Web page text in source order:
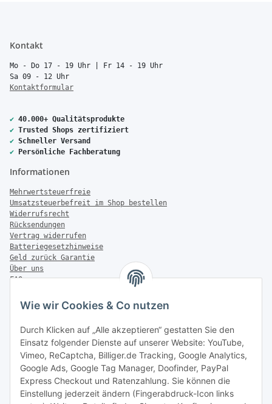
Wie wir Cookies & Co nutzen
Durch Klicken auf „Alle akzeptieren“ gestatten Sie den
Einsatz folgender Dienste auf unserer Website: YouTube,
Vimeo, ReCaptcha, Billiger.de Tracking, Google Analytics,
Google Ads, Google Tag Manager, Doofinder, PayPal
Express Checkout und Ratenzahlung. Sie können die
Einstellung jederzeit ändern (Fingerabdruck-Icon links
Kontakt
Mo - Do 17 - 19 Uhr | Fr 14 - 19 Uhr
Sa 09 - 12 Uhr
Kontaktformular
✔ 40.000+ Qualitätsprodukte
✔ Trusted Shops zertifiziert
✔ Schneller Versand
✔ Persönliche Fachberatung
Informationen
Mehrwertsteuerfreie
Umsatzsteuerbefreit im Shop bestellen
Widerrufsrecht
Rücksendungen
Vertrag widerrufen
Batteriegesetzhinweise
Geld zurück Garantie
Über uns
FAQ
Zahlung & Versand
Versandinformationen